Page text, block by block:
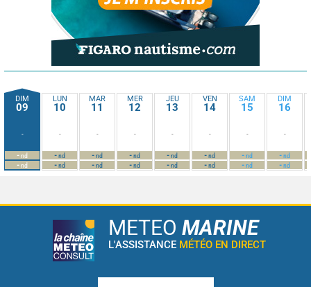
DIM
09
-
-nd
-nd
LUN
10
-
-nd
-nd
MAR
11
-
-nd
-nd
MER
12
-
-nd
-nd
JEU
13
-
-nd
-nd
VEN
14
-
-nd
-nd
SAM
15
-
-nd
-nd
DIM
16
-
-nd
-nd
METEO MARINE
L'ASSISTANCE MÉTÉO EN DIRECT